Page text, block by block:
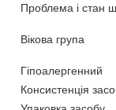
Проблема і стан
Вікова група
Гіпоалергенний
Консистенція